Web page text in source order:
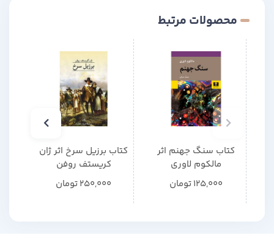
نمی‌دانستند چرا از آن بدشان می‌آید.
محصولات مرتبط
کتاب سنگ جهنم اثر
مالکوم لاوری
125,000تومان
کتاب برزیل سرخ اثر ژان
کریستف روفن
250,000تومان